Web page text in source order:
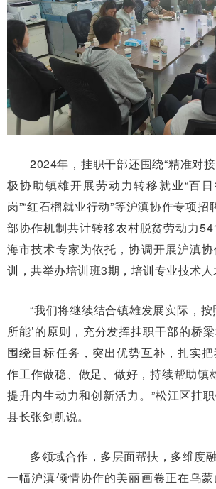
2024年，挂职干部还围绕“精准对
极协助镇雄开展劳动力转移就业“百
岗”“红石榴就业行动”等沪滇协作专项
部协作机制共计转移农村脱贫劳动力
海市技术专家为依托，协调开展沪滇
训，共举办培训班3期，培训专业技术人
“我们将继续结合镇雄发展实际，
所能’的原则，充分发挥挂职干部的桥
围绕目标任务，突出优势互补，扎实
作工作做稳、做足、做好，持续帮助镇
提升内生动力和创新活力。”松江区挂
县长张剑凯说。
多领域合作，多层面帮扶，多维度
一幅沪滇倾情协作的美丽画卷正在乌